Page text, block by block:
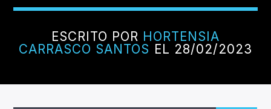
ESCRITO POR HORTENSIA
CARRASCO SANTOS EL 28/02/2023